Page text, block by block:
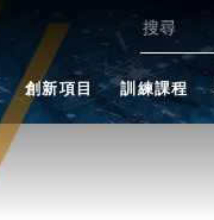
創新項目 訓練課程